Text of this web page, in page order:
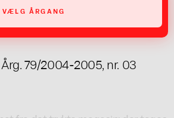
VÆLG ÅRGANG
79/2004-2005, nr. 03